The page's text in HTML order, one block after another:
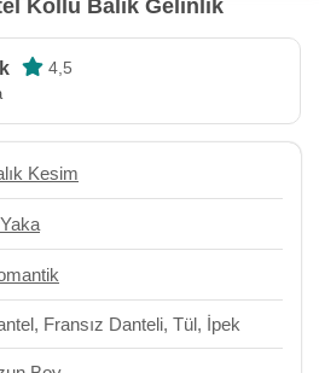
Kollu Balık Gelinlik
4,5
Kesim
Fransız Danteli, Tül, İpek